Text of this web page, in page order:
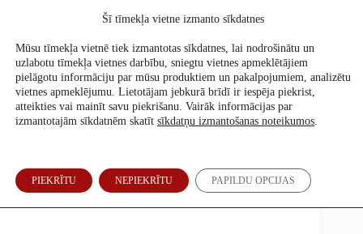
Atbalsti mūs
2021. g. 20. decembris
Nav pamata apgalvojumiem, ka Covid-19 vakcīnas
ir bērniem bīstamas
Šī tīmekļa vietne izmanto sīkdatnes
Mūsu tīmekļa vietnē tiek izmantotas sīkdatnes, lai nodrošinātu un
uzlabotu tīmekļa vietnes darbību, sniegtu vietnes apmeklētājiem
pielāgotu informāciju par mūsu produktiem un pakalpojumiem, analizētu
vietnes apmeklējumu. Lietotājam jebkurā brīdī ir iespēja piekrist,
atteikties vai mainīt savu piekrišanu. Vairāk informācijas par
izmantotajām sīkdatnēm skatīt sīkdatņu izmantošanas noteikumos.
PIEKRĪTU NEPIEKRĪTU PAPILDU OPCIJAS